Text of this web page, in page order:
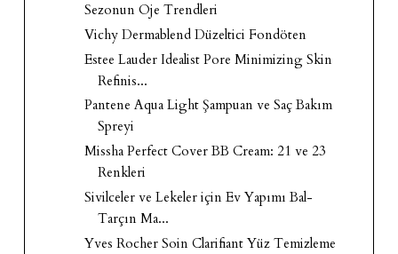
Sezonun Oje Trendleri
Vichy Dermablend Düzeltici Fondöten
Estee Lauder Idealist Pore Minimizing Skin
Refinis...
Pantene Aqua Light Şampuan ve Saç Bakım
Spreyi
Missha Perfect Cover BB Cream: 21 ve 23
Renkleri
Sivilceler ve Lekeler için Ev Yapımı Bal-
Tarçın Ma...
Yves Rocher Soin Clarifiant Yüz Temizleme